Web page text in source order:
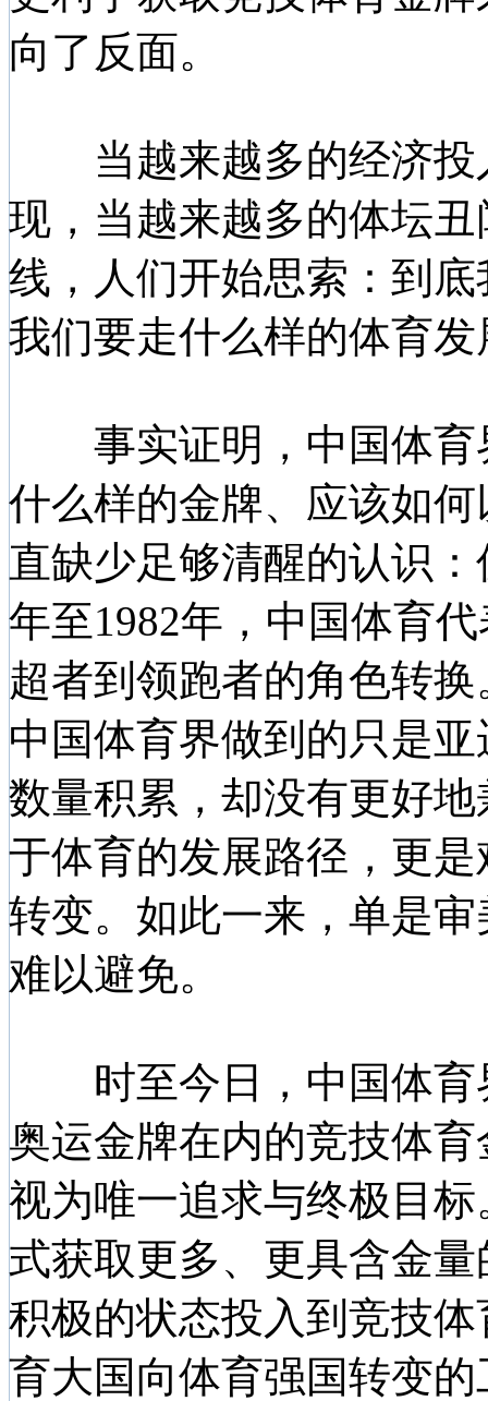
向了反面。
当越来越多的经济投
现，当越来越多的体坛
线，人们开始思索：到
我们要走什么样的体育
事实证明，中国体育
什么样的金牌、应该如
直缺少足够清醒的认识
年至1982年，中国体育
超者到领跑者的角色转
中国体育界做到的只是亚
数量积累，却没有更好
于体育的发展路径，更
转变。如此一来，单是
难以避免。
时至今日，中国体育
奥运金牌在内的竞技体
视为唯一追求与终极目
式获取更多、更具含金
积极的状态投入到竞技
育大国向体育强国转变